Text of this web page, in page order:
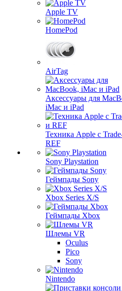
Apple TV
HomePod
AirTag
Аксессуары для
iMac и iPad
Техника Apple с
REF
Sony Playstation
Геймпады Sony
Xbox Series X/S
Геймпады Xbox
Шлемы VR
Oculus
Pico
Sony
Nintendo